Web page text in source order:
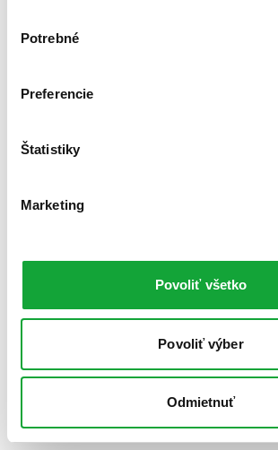
súhlasu
Potrebné
Preferencie
Štatistiky
Marketing
Povoliť všetko
Povoliť výber
Odmietnuť